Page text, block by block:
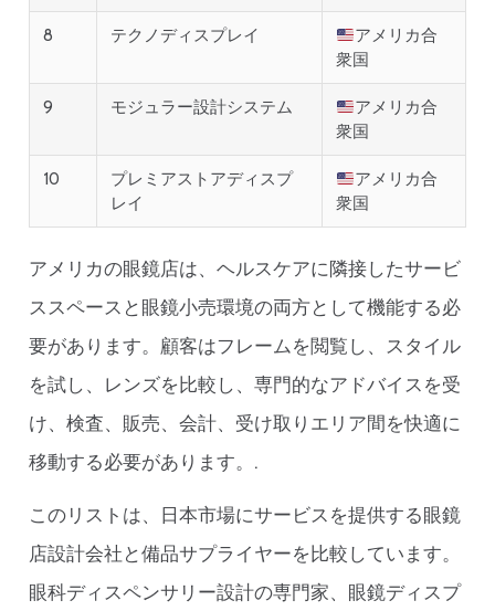
8 テクノディスプレイ
アメリカ合
衆国
9 モジュラー設計システム
アメリカ合
衆国
10
プレミアストアディスプ
レイ
アメリカ合
衆国
アメリカの眼鏡店は、ヘルスケアに隣接したサービ
ススペースと眼鏡小売環境の両方として機能する必
要があります。顧客はフレームを閲覧し、スタイル
を試し、レンズを比較し、専門的なアドバイスを受
け、検査、販売、会計、受け取りエリア間を快適に
移動する必要があります。.
このリストは、日本市場にサービスを提供する眼鏡
店設計会社と備品サプライヤーを比較しています。
眼科ディスペンサリー設計の専門家、眼鏡ディスプ